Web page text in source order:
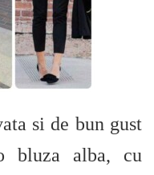
si de bun gust
bluza alba, cu